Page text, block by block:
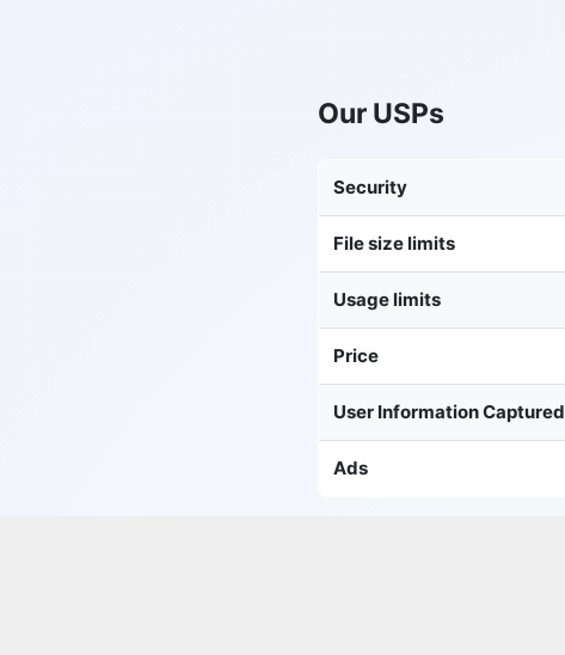
Our USPs
Security
File size limits
Usage limits
Price
User Information Captured
Ads